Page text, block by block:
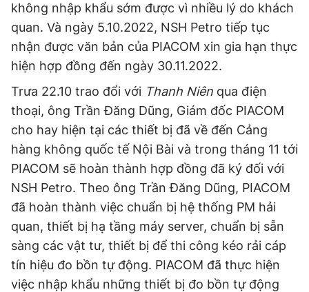
không nhập khẩu sớm được vì nhiều lý do khách
quan. Và ngày 5.10.2022, NSH Petro tiếp tục
nhận được văn bản của PIACOM xin gia hạn thực
hiện hợp đồng đến ngày 30.11.2022.
Trưa 22.10 trao đổi với Thanh Niên qua điện
thoại, ông Trần Đăng Dũng, Giám đốc PIACOM
cho hay hiện tại các thiết bị đã về đến Cảng
hàng không quốc tế Nội Bài và trong tháng 11 tới
PIACOM sẽ hoàn thành hợp đồng đã ký đối với
NSH Petro. Theo ông Trần Đăng Dũng, PIACOM
đã hoàn thành việc chuẩn bị hệ thống PM hải
quan, thiết bị hạ tầng máy server, chuẩn bị sẵn
sàng các vật tư, thiết bị để thi công kéo rải cáp
tín hiệu đo bồn tự động. PIACOM đã thực hiện
việc nhập khẩu những thiết bị đo bồn tự động